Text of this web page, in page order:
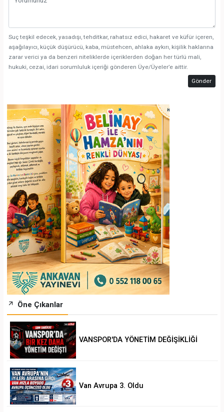
Suç teşkil edecek, yasadışı, tehditkar, rahatsız edici, hakaret ve küfür içeren,
aşağılayıcı, küçük düşürücü, kaba, müstehcen, ahlaka aykırı, kişilik haklarına
zarar verici ya da benzeri niteliklerde içeriklerden doğan her türlü mali,
hukuki, cezai, idari sorumluluk içeriği gönderen Üye/Üyeler’e aittir.
Gönder
Öne Çıkanlar
VANSPOR'DA YÖNETİM DEĞİŞİKLİĞİ
Van Avrupa 3. Oldu